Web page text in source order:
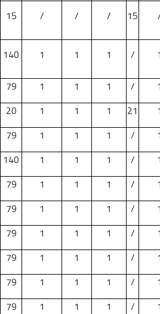
15 / / / 15
140 1 1 1 /
79 1 1 1 /
20 1 1 1 21
79 1 1 1 /
140 1 1 1 /
79 1 1 1 /
79 1 1 1 /
79 1 1 1 /
79 1 1 1 /
79 1 1 1 /
79 1 1 1 /